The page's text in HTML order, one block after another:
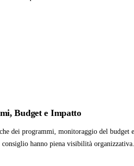
Budget e Impatto
dei programmi, monitoraggio del
hanno piena visibilità organizzativa.